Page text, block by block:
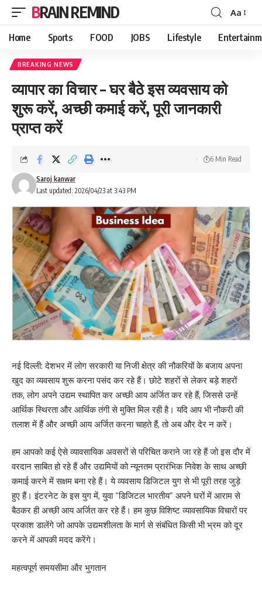
BRAIN REMIND
Font
Resizer
Aa
Home Sports FOOD JOBS Lifestyle
BREAKING NEWS
व्यापार का विचार – घर बैठे इस व्यवसाय को
शुरू करें, अच्छी कमाई करें, पूरी जानकारी
प्राप्त करें
Last updated: 2026/04/23 at 3:43 PM
Saroj kanwar
6 Min Read
नई दिल्ली: देशभर में लोग सरकारी या निजी क्षेत्र की नौकरियों के बजाय अपना
खुद का व्यवसाय शुरू करना पसंद कर रहे हैं। छोटे शहरों से लेकर बड़े शहरों
तक, लोग अपने उद्यम स्थापित कर अच्छी आय अर्जित कर रहे हैं, जिससे उन्हें
आर्थिक स्थिरता और आर्थिक तंगी से मुक्ति मिल रही है। यदि आप भी नौकरी की
तलाश में हैं और अच्छी आय अर्जित करना चाहते हैं, तो अब और देर न करें।
हम आपको कई ऐसे व्यावसायिक अवसरों से परिचित कराने जा रहे हैं जो इस दौर में
वरदान साबित हो रहे हैं और उद्यमियों को न्यूनतम प्रारंभिक निवेश के साथ अच्छी
कमाई करने में सक्षम बना रहे हैं। ये व्यवसाय डिजिटल युग से भी पूरी तरह जुड़े
हुए हैं। इंटरनेट के इस युग में, युवा “डिजिटल भारतीय” अपने घरों में आराम से
बैठकर ही अच्छी आय अर्जित कर रहे हैं। हम कुछ विशिष्ट व्यावसायिक विचारों पर
प्रकाश डालेंगे जो आपके उद्यमशीलता के मार्ग से संबंधित किसी भी भ्रम को दूर
करने में आपकी मदद करेंगे।
महत्वपूर्ण समयसीमा और भुगतान